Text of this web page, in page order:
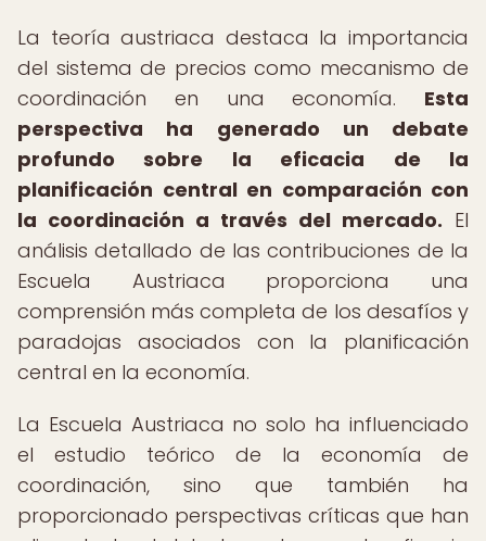
La teoría austriaca destaca la importancia
del sistema de precios como mecanismo de
coordinación en una economía. Esta
perspectiva ha generado un debate
profundo sobre la eficacia de la
planificación central en comparación con
la coordinación a través del mercado. El
análisis detallado de las contribuciones de la
Escuela Austriaca proporciona una
comprensión más completa de los desafíos y
paradojas asociados con la planificación
central en la economía.
La Escuela Austriaca no solo ha influenciado
el estudio teórico de la economía de
coordinación, sino que también ha
proporcionado perspectivas críticas que han